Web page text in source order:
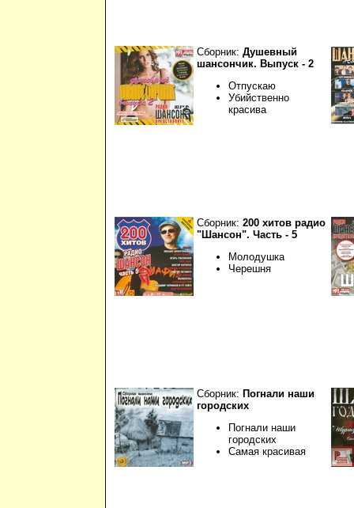
Сборник: Душевный
шансончик. Выпуск - 2
Отпускаю
Убийственно
красива
Сборник: 200 хитов радио
"Шансон". Часть - 5
Молодушка
Черешня
Сборник: Погнали наши
городских
Погнали наши
городских
Самая красивая